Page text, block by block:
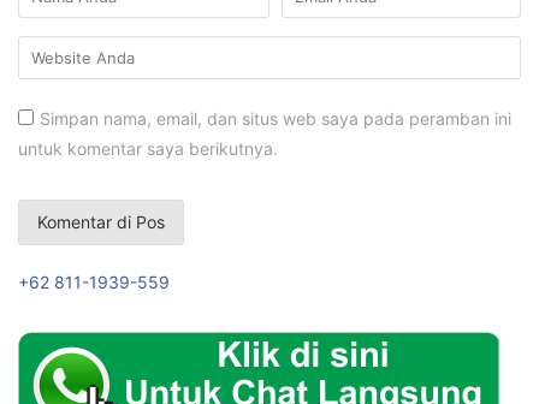
Simpan nama, email, dan situs web saya pada peramban ini
untuk komentar saya berikutnya.
+62 811-1939-559